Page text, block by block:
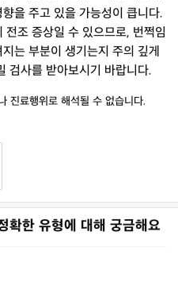
을 주고 있을 가능성이 큽니다.
조 증상일 수 있으므로, 번쩍임
는 부분이 생기는지 주의 깊게
검사를 받아보시기 바랍니다.
진료행위로 해석될 수 없습니다.
확한 유형에 대해 궁금해요